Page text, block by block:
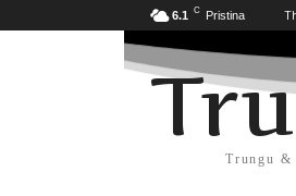
6.1 C Pristina
Trungu